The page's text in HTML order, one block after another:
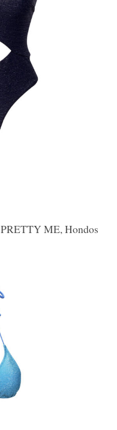
PRETTY ME, Hondos